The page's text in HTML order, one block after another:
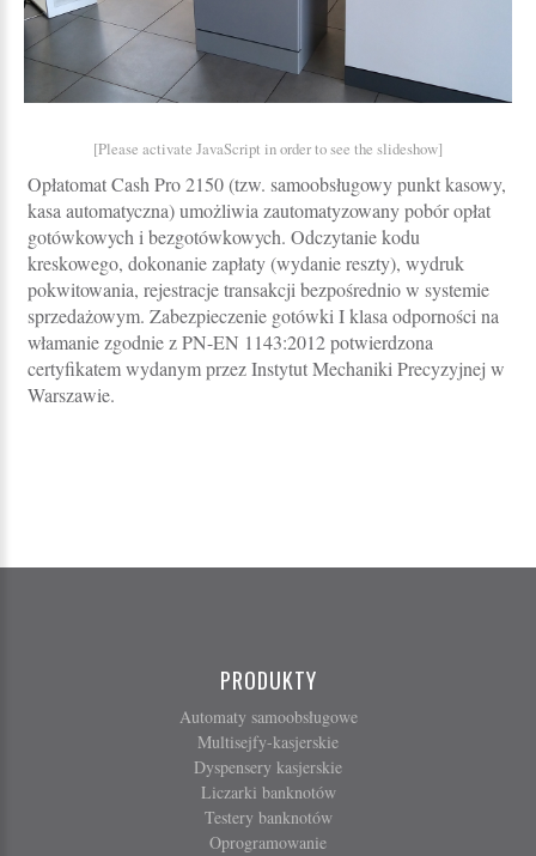
[Please activate JavaScript in order to see the slideshow]
Opłatomat Cash Pro 2150 (tzw. samoobsługowy punkt kasowy,
kasa automatyczna) umożliwia zautomatyzowany pobór opłat
gotówkowych i bezgotówkowych. Odczytanie kodu
kreskowego, dokonanie zapłaty (wydanie reszty), wydruk
pokwitowania, rejestracje transakcji bezpośrednio w systemie
sprzedażowym. Zabezpieczenie gotówki I klasa odporności na
włamanie zgodnie z PN-EN 1143:2012 potwierdzona
certyfikatem wydanym przez Instytut Mechaniki Precyzyjnej w
Warszawie.
PRODUKTY
Automaty samoobsługowe
Multisejfy-kasjerskie
Dyspensery kasjerskie
Liczarki banknotów
Testery banknotów
Oprogramowanie